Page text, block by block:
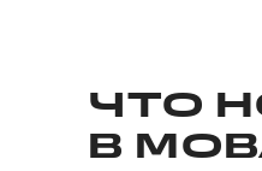
ЧТО
В